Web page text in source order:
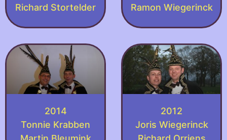
Richard Stortelder
Ramon Wiegerinck
2014
Tonnie Krabben
2012
Joris Wiegerinck